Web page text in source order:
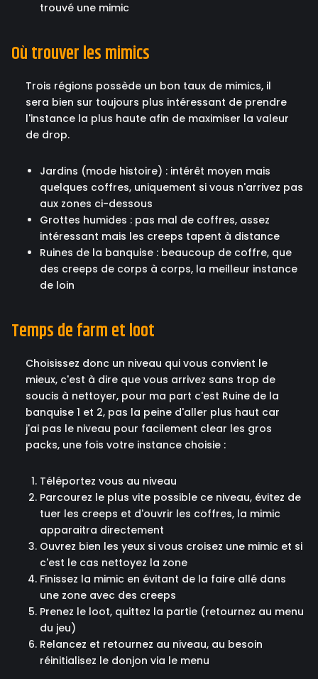
trouvé une mimic
Où trouver les mimics
Trois régions possède un bon taux de mimics, il
sera bien sur toujours plus intéressant de prendre
l'instance la plus haute afin de maximiser la valeur
de drop.
Jardins (mode histoire) : intérêt moyen mais
quelques coffres, uniquement si vous n'arrivez pas
aux zones ci-dessous
Grottes humides : pas mal de coffres, assez
intéressant mais les creeps tapent à distance
Ruines de la banquise : beaucoup de coffre, que
des creeps de corps à corps, la meilleur instance
de loin
Temps de farm et loot
Choisissez donc un niveau qui vous convient le
mieux, c'est à dire que vous arrivez sans trop de
soucis à nettoyer, pour ma part c'est Ruine de la
banquise 1 et 2, pas la peine d'aller plus haut car
j'ai pas le niveau pour facilement clear les gros
packs, une fois votre instance choisie :
Téléportez vous au niveau
Parcourez le plus vite possible ce niveau, évitez de
tuer les creeps et d'ouvrir les coffres, la mimic
apparaitra directement
Ouvrez bien les yeux si vous croisez une mimic et si
c'est le cas nettoyez la zone
Finissez la mimic en évitant de la faire allé dans
une zone avec des creeps
Prenez le loot, quittez la partie (retournez au menu
du jeu)
Relancez et retournez au niveau, au besoin
réinitialisez le donjon via le menu